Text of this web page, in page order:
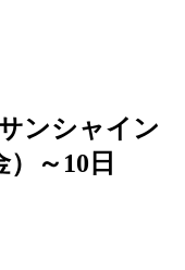
ンシャイン
～10日